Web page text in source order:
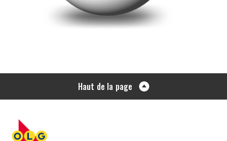
Haut de la page